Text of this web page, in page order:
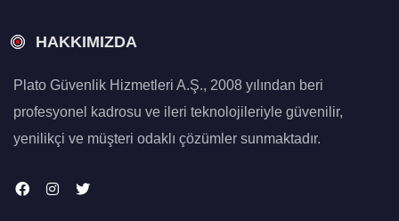
HAKKIMIZDA
Plato Güvenlik Hizmetleri A.Ş., 2008 yılından beri
profesyonel kadrosu ve ileri teknolojileriyle güvenilir,
yenilikçi ve müşteri odaklı çözümler sunmaktadır.